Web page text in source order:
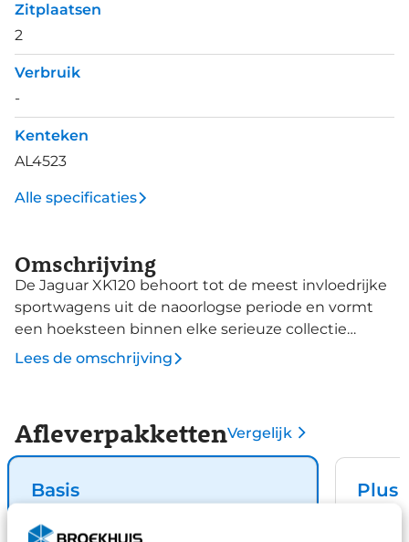
Zitplaatsen
2
Verbruik
-
Kenteken
AL4523
Alle specificaties
Omschrijving
De Jaguar XK120 behoort tot de meest invloedrijke
sportwagens uit de naoorlogse periode en vormt
een hoeksteen binnen elke serieuze collectie
klassieke sportauto’s. Met zijn elegante proporties,
die geschiedenis in een zorgvuldig samengestelde
en correct gespecificeerde uitvoering, met
aandacht voor herkomst, documentatie en
presentatie. De XK120 werd in 1948 geïntroduceerd
en verwierf onmiddellijk wereldwijde faam als
Lees de omschrijving
AfleverpakkettenVergelijk
Basis
Inbegrepen
Plus